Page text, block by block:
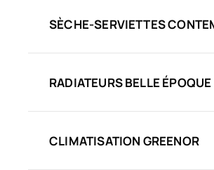
SÈCHE-SERVIETTES
RADIATEURS BELLE ÉPOQUE
CLIMATISATION GREENOR